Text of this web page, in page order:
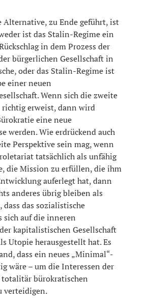
Alternative, zu Ende geführt, ist
ist das Stalin-Regime ein
in dem Prozess der
bürgerlichen Gesellschaft in
oder das Stalin-Regime ist
einer neuen
Wenn sich die zweite
richtig erweist, dann wird
eine neue
werden. Wie erdrückend auch
Perspektive sein mag, wenn
tatsächlich als unfähig
die Mission zu erfüllen, die ihm
auferlegt hat, dann
anderes übrig bleiben als
das sozialistische
sich auf die inneren
kapitalistischen Gesellschaft
Utopie herausgestellt hat. Es
dass ein neues „Minimal“-
wäre – um die Interessen der
totalitär bürokratischen
verteidigen.